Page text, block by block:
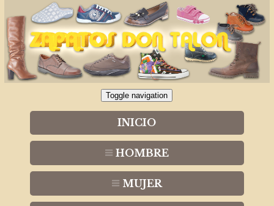
Toggle navigation
INICIO
HOMBRE
MUJER